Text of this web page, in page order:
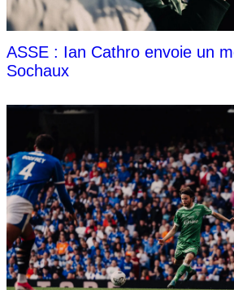
ASSE : Ian Cathro envoie un
Sochaux